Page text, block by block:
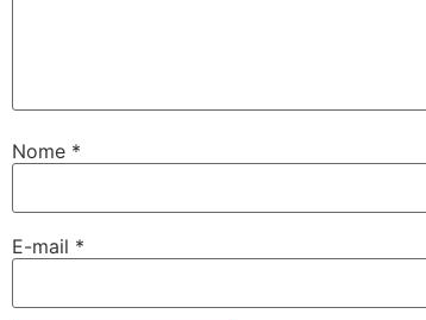
Nome *
E-mail *